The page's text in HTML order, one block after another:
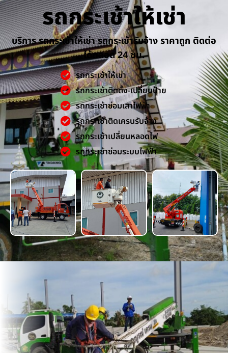
รถกระเช้าให้เช่า
บริการ รถกระเช้าให้เช่า รถกระเช้ารับจ้าง ราคาถูก ติดต่อ
ได้ตลอด 24 ชม.
รถกระเช้าให้เช่า
รถกระเช้าติดตั้ง-เปลี่ยนป้าย
รถกระเช้าซ่อมเสาไฟฟ้า
รถกระเช้าติดเครนรับจ้าง
รถกระเช้าเปลี่ยนหลอดไฟ
รถกระเช้าซ่อมระบบไฟฟ้า